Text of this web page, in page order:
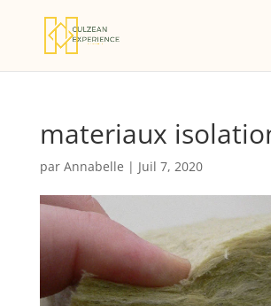
materiaux
par Annabelle | Juil 7, 2020